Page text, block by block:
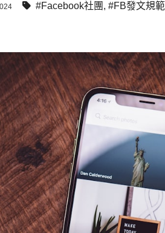
#Facebook社團 , #FB發文規範